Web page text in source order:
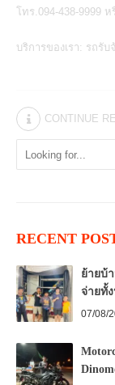
โทร.094-438-9999
บริการของเรา: รถรับ
CONTINUE
RECENT
ย้ายบ้
จ่ายทั้
07/08/